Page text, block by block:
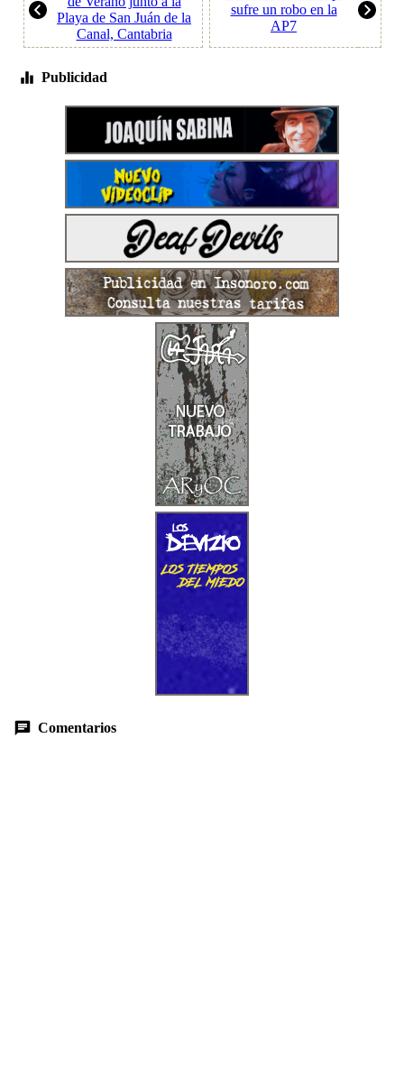
Playa de San Juán de la
Canal, Cantabria
sufre un robo en la
AP7
Publicidad
Comentarios